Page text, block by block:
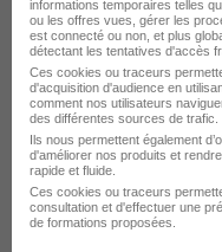
Bureau Veritas
Bureau Veritas
Voir plus
Postuler chez
Métier
informations temporaires telles
ou les offres vues, gérer les
est connecté ou non, et plus
détectant les tentatives d'accès
Ces cookies ou traceurs
d'acquisition d'audience en
comment nos utilisateurs
des différentes sources de trafic.
Ils nous permettent également
d'améliorer nos produits et
rapide et fluide.
Ces cookies ou traceurs
consultation et d'effectuer une
de formations proposées.